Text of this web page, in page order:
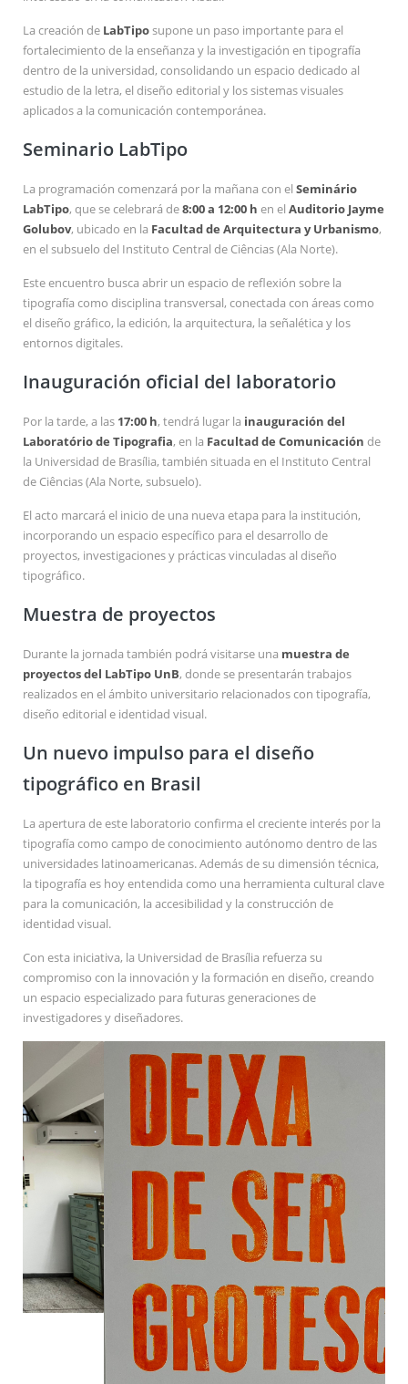
La creación de LabTiposupone un paso importante para el
fortalecimiento de la enseñanza y la investigación en tipografía
dentro de la universidad, consolidando un espacio dedicado al
estudio de la letra, el diseño editorial y los sistemas visuales
aplicados a la comunicación contemporánea.
Seminario LabTipo
La programación comenzará por la mañana con el Seminário
LabTipo, que se celebrará de8:00 a 12:00 h en el Auditorio Jayme
Golubov, ubicado en la Facultad de Arquitectura y Urbanismo,
en el subsuelo del Instituto Central de Ciências (Ala Norte).
Este encuentro busca abrir un espacio de reflexión sobre la
tipografía como disciplina transversal, conectada con áreas como
el diseño gráfico, la edición, la arquitectura, la señalética y los
entornos digitales.
Inauguración oficial del laboratorio
Por la tarde, a las 17:00 h, tendrá lugar la inauguración del
Laboratório de Tipografia, en la Facultad de Comunicación de
la Universidad de Brasília, también situada en el Instituto Central
de Ciências (Ala Norte, subsuelo).
El acto marcará el inicio de una nueva etapa para la institución,
incorporando un espacio específico para el desarrollo de
proyectos, investigaciones y prácticas vinculadas al diseño
tipográfico.
Muestra de proyectos
Durante la jornada también podrá visitarse una muestra de
proyectos del LabTipo UnB, donde se presentarán trabajos
realizados en el ámbito universitario relacionados con tipografía,
diseño editorial e identidad visual.
Un nuevo impulso para el diseño
tipográfico en Brasil
La apertura de este laboratorio confirma el creciente interés por la
tipografía como campo de conocimiento autónomo dentro de las
universidades latinoamericanas. Además de su dimensión técnica,
la tipografía es hoy entendida como una herramienta cultural clave
para la comunicación, la accesibilidad y la construcción de
identidad visual.
Con esta iniciativa, la Universidad de Brasília refuerza su
compromiso con la innovación y la formación en diseño, creando
un espacio especializado para futuras generaciones de
investigadores y diseñadores.